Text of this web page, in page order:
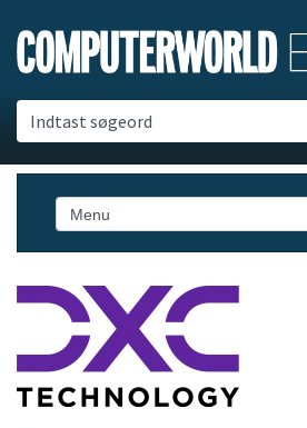
Indtast søgeord